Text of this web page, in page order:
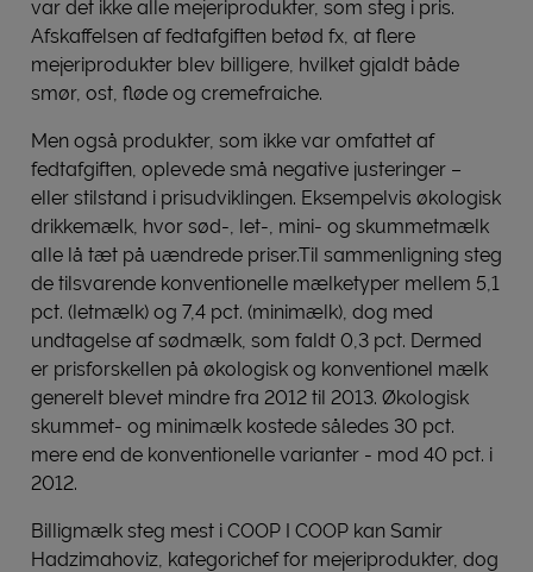
var det ikke alle mejeriprodukter, som steg i pris.
Afskaffelsen af fedtafgiften betød fx, at flere
mejeriprodukter blev billigere, hvilket gjaldt både
smør, ost, fløde og cremefraiche.
Men også produkter, som ikke var omfattet af
fedtafgiften, oplevede små negative justeringer –
eller stilstand i prisudviklingen. Eksempelvis økologisk
drikkemælk, hvor sød-, let-, mini- og skummetmælk
alle lå tæt på uændrede priser.Til sammenligning steg
de tilsvarende konventionelle mælketyper mellem 5,1
pct. (letmælk) og 7,4 pct. (minimælk), dog med
undtagelse af sødmælk, som faldt 0,3 pct. Dermed
er prisforskellen på økologisk og konventionel mælk
generelt blevet mindre fra 2012 til 2013. Økologisk
skummet- og minimælk kostede således 30 pct.
mere end de konventionelle varianter - mod 40 pct. i
2012.
Billigmælk steg mest i COOP I COOP kan Samir
Hadzimahoviz, kategorichef for mejeriprodukter, dog